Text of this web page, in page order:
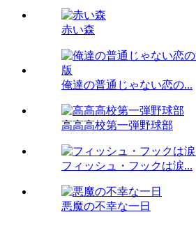
赤い森
俺達の普通じゃない恋の...
高高高校第一弾野球部
フィッシュ・フックは涙...
悪魔の不幸な一日